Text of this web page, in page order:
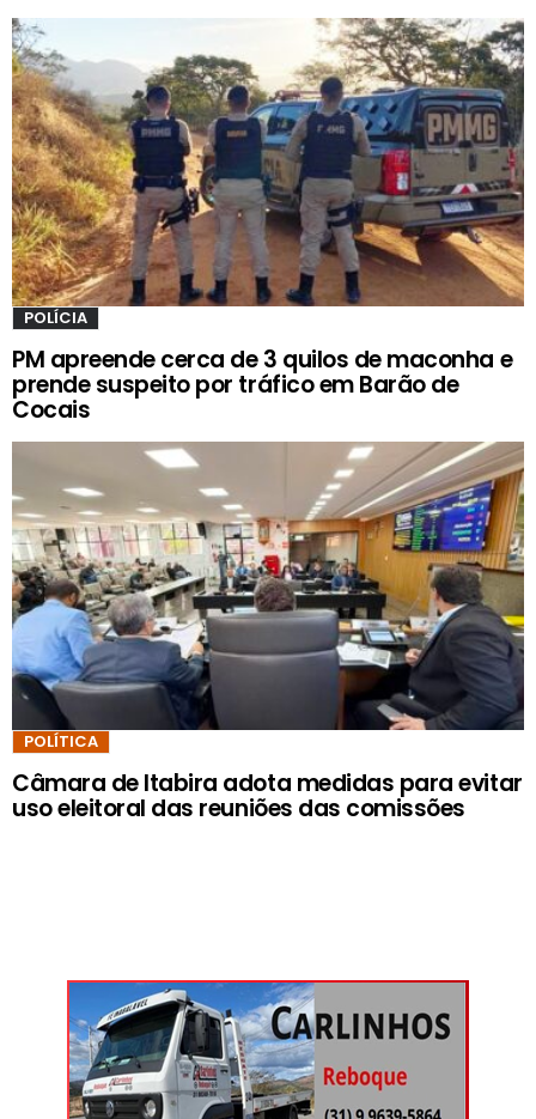
POLÍCIA
PM apreende cerca de 3 quilos de maconha e
prende suspeito por tráfico em Barão de
Cocais
POLÍTICA
Câmara de Itabira adota medidas para evitar
uso eleitoral das reuniões das comissões